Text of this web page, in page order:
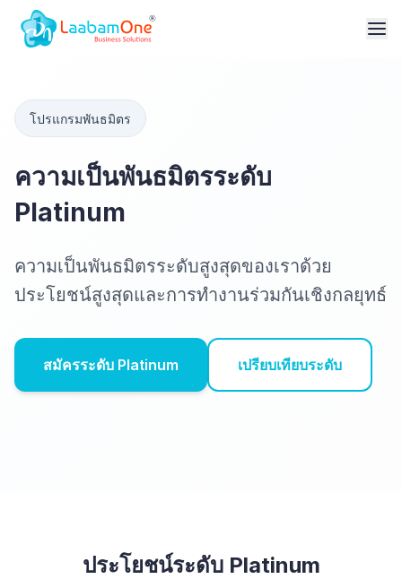
โปรแกรมพันธมิตร
ความเป็นพันธมิตรระดับ
Platinum
ความเป็นพันธมิตรระดับสูงสุดของเราด้วย
ประโยชน์สูงสุดและการทำงานร่วมกันเชิงกลยุทธ์
สมัครระดับ Platinum เปรียบเทียบระดับ
ประโยชน์ระดับ Platinum